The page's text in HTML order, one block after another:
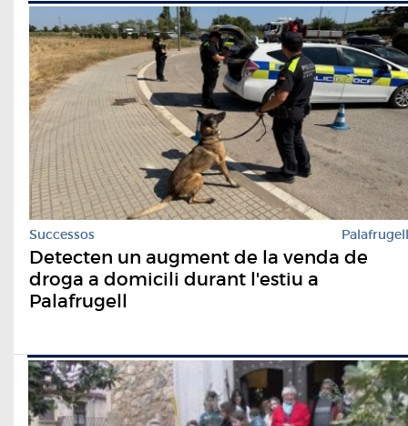
Successos Palafrugell
Detecten un augment de la venda de
droga a domicili durant l'estiu a
Palafrugell